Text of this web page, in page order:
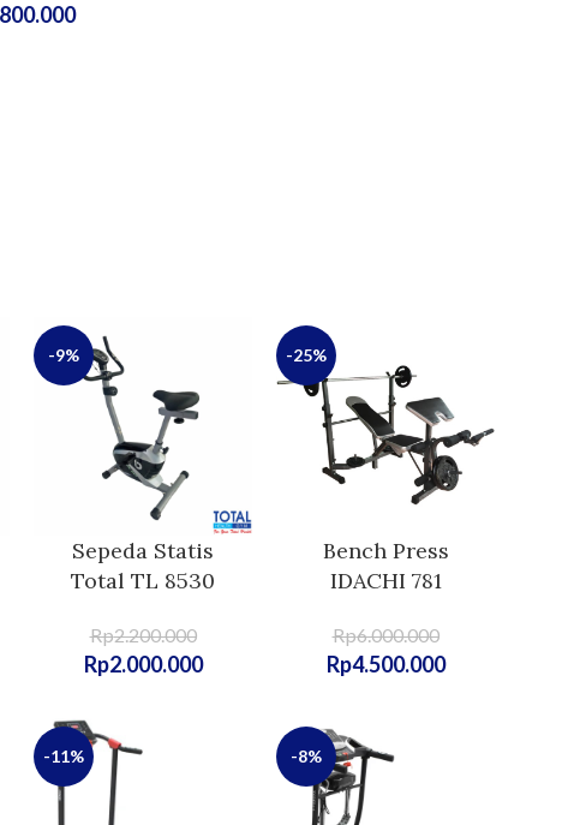
-9%
Sepeda Statis
Total TL 8530
Rp2.200.000
Rp2.000.000
-25%
Bench Press
IDACHI 781
Rp6.000.000
Rp4.500.000
-11% -8%